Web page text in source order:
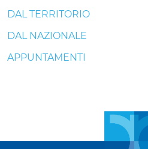
DAL TERRITORIO
DAL NAZIONALE
APPUNTAMENTI